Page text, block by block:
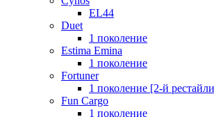
EL44
Duet
1 поколение
Estima Emina
1 поколение
Fortuner
1 поколение [2-й
Fun Cargo
1 поколение